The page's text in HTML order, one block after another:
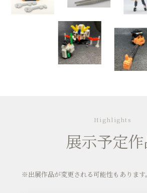
展示予定
Highlights
※出展作品が変更される可能性もあります